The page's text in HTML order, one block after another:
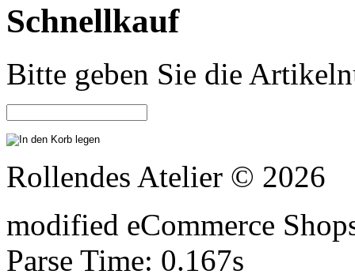
Schnellkauf
Bitte geben Sie die
Rollendes Atelier © 2026
modified eCommerce
Parse Time: 0.167s